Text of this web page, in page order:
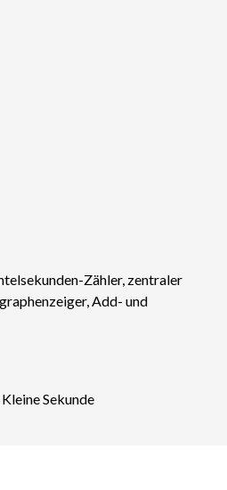
Zähler, zentraler
Add- und
Sekunde